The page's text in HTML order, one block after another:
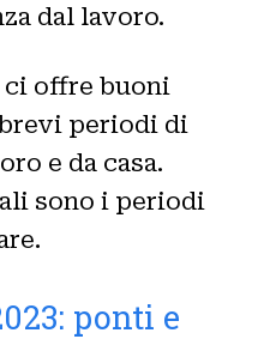
dal lavoro.
ci offre buoni
periodi di
e da casa.
sono i periodi
ponti e